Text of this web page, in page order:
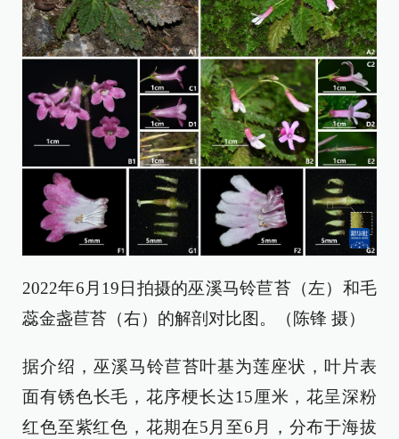
2022年6月19日拍摄的巫溪马铃苣苔（左）和毛
蕊金盏苣苔（右）的解剖对比图。（陈锋 摄）
据介绍，巫溪马铃苣苔叶基为莲座状，叶片表
面有锈色长毛，花序梗长达15厘米，花呈深粉
红色至紫红色，花期在5月至6月，分布于海拔